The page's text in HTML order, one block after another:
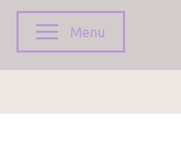
Toggle navigation
Menu